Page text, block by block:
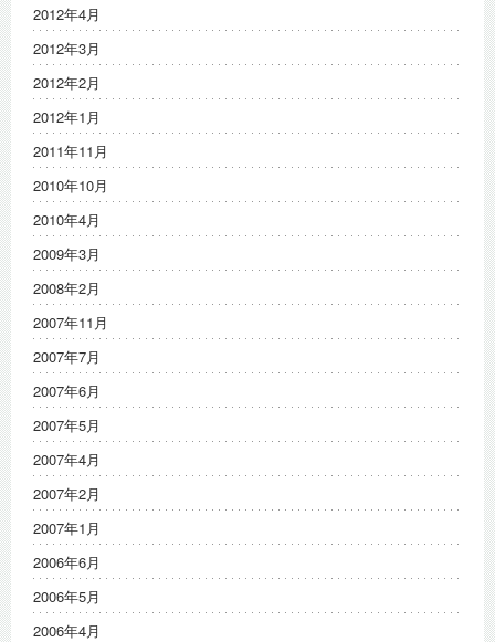
2012年4月
2012年3月
2012年2月
2012年1月
2011年11月
2010年10月
2010年4月
2009年3月
2008年2月
2007年11月
2007年7月
2007年6月
2007年5月
2007年4月
2007年2月
2007年1月
2006年6月
2006年5月
2006年4月